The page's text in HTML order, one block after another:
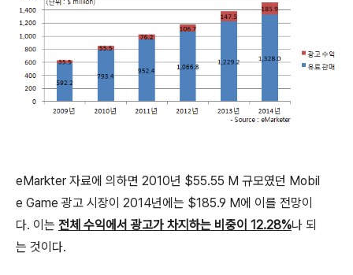
eMarkter 자료에 의하면 2010년 $55.55 M 규모였던 Mobil
e Game 광고 시장이 2014년에는 $185.9 M에 이를 전망이
다. 이는 전체 수익에서 광고가 차지하는 비중이 12.28%나 되
는 것이다.